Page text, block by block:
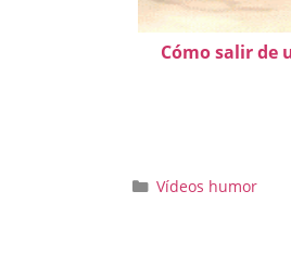
Cómo salir de
Categorías
Vídeos humor